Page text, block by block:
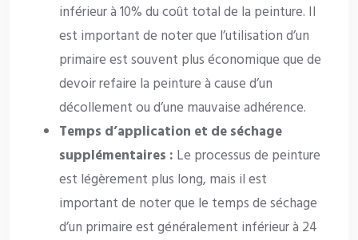
inférieur à 10% du coût total de la peinture. Il
est important de noter que l’utilisation d’un
primaire est souvent plus économique que de
devoir refaire la peinture à cause d’un
décollement ou d’une mauvaise adhérence.
Temps d’application et de séchage
supplémentaires : Le processus de peinture
est légèrement plus long, mais il est
important de noter que le temps de séchage
d’un primaire est généralement inférieur à 24